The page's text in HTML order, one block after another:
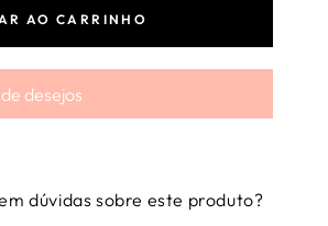
AO CARRINHO
desejos
dúvidas sobre este produto?